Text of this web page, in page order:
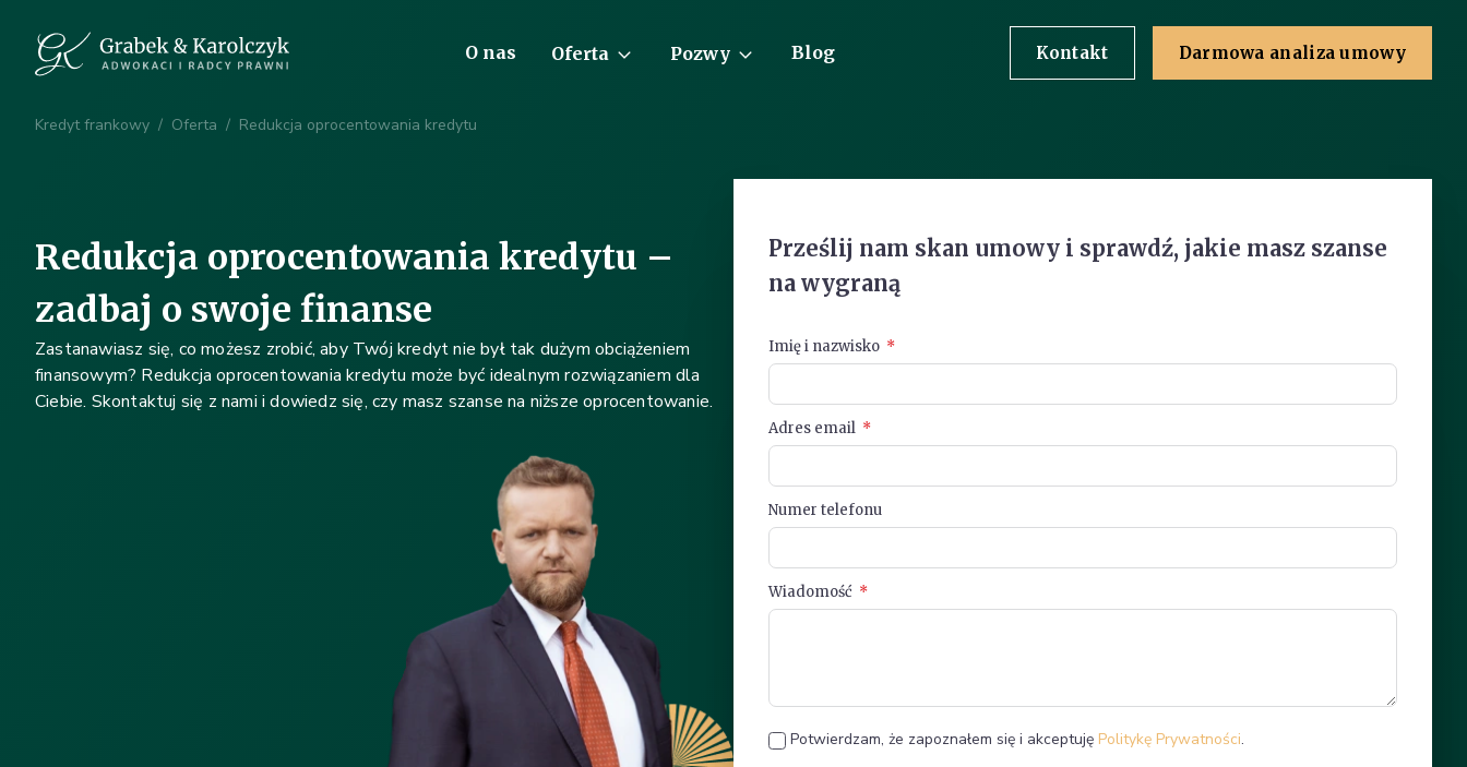
O nas Oferta Pozwy Blog Kontakt Darmowa analiza umowy
Kredyt frankowy / Oferta / Redukcja oprocentowania kredytu
Redukcja oprocentowania kredytu –
zadbaj o swoje finanse
Zastanawiasz się, co możesz zrobić, aby Twój kredyt nie był tak dużym obciążeniem
finansowym? Redukcja oprocentowania kredytu może być idealnym rozwiązaniem dla
Ciebie. Skontaktuj się z nami i dowiedz się, czy masz szanse na niższe oprocentowanie.
Prześlij nam skan umowy i sprawdź, jakie masz szanse
na wygraną
Imię i nazwisko
Adres email
Numer telefonu
Wiadomość
Potwierdzam, że zapoznałem się i akceptuję Politykę Prywatności.